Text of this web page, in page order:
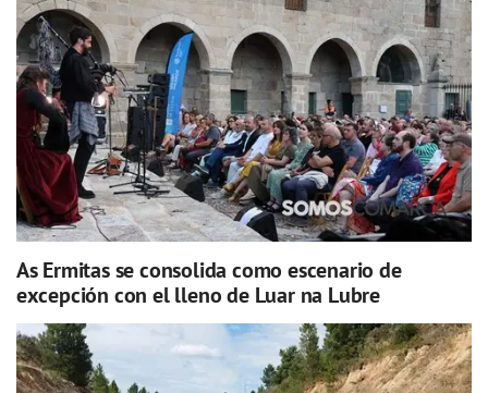
As Ermitas se consolida como escenario de
excepción con el lleno de Luar na Lubre